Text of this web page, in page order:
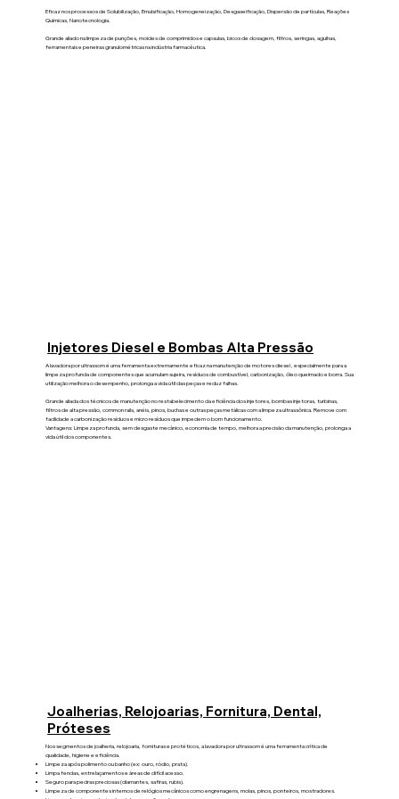
Eficaz nos processos de Solubilização, Emulsificação, Homogeneização, Desgaseificação, Dispersão de partículas, Reações
Químicas, Nanotecnologia.
Grande aliado na limpeza de punções, moldes de comprimidos e capsulas, bicos de dosagem, filtros, seringas, agulhas,
ferramentais e peneiras granulométricas na indústria farmacêutica.
Injetores Diesel e Bombas Alta Pressão
A lavadora por ultrassom é uma ferramenta extremamente eficaz na manutenção de motores diesel , especialmente para a
limpeza profunda de componentes que acumulam sujeira, resíduos de combustível, carbonização, óleo queimado e borra. Sua
utilização melhora o desempenho, prolonga a vida útil das peças e reduz falhas.
Grande aliada dos técnicos de manutenção no restabelecimento da eficiência dos injetores, bombas injetoras, turbinas,
filtros de alta pressão, common rails, anéis, pinos, buchas e outras peças metálicas com a limpeza ultrassônica. Remove com
facilidade a carbonização resíduos e micro resíduos que impedem o bom funcionamento.
Vantagens: Limpeza profunda, sem desgaste mecânico, economia de tempo, melhora a precisão da manutenção, prolonga a
vida útil dos componentes.
Joalherias, Relojoarias, Fornitura, Dental,
Próteses
Nos segmentos de joalheria, relojoaria, fornituras e protéticos, a lavadora por ultrassom é uma ferramenta crítica de
qualidade, higiene e eficiência.
Limpeza após polimento ou banho (ex: ouro, ródio, prata).
Limpa fendas, entrelaçamentos e áreas de difícil acesso.
Seguro para pedras preciosas (diamantes, safiras, rubis).
Limpeza de componentes internos de relógios mecânicos como engrenagens, molas, pinos, ponteiros, mostradores.